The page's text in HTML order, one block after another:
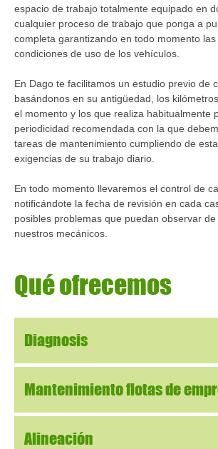
espacio de trabajo totalmente equipado en
cualquier proceso de trabajo que ponga a
completa garantizando en todo momento
condiciones de uso de los vehículos.
En Dago te facilitamos un estudio previo de
basándonos en su antigüedad, los
el momento y los que realiza habitualmente
periodicidad recomendada con la que
tareas de mantenimiento cumpliendo de
exigencias de su trabajo diario.
En todo momento llevaremos el control de
notificándote la fecha de revisión en cada
posibles problemas que puedan observar
nuestros mecánicos.
Quéofrecemos
Diagnosis
Mantenimiento flotas de
Alineación